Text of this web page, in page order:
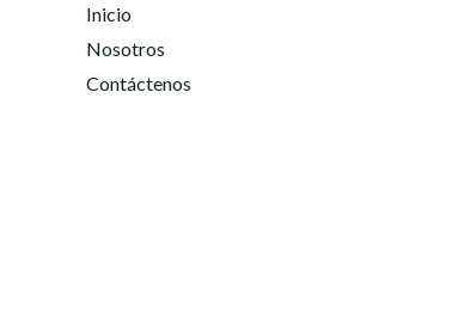
Inicio
Nosotros
Contáctenos